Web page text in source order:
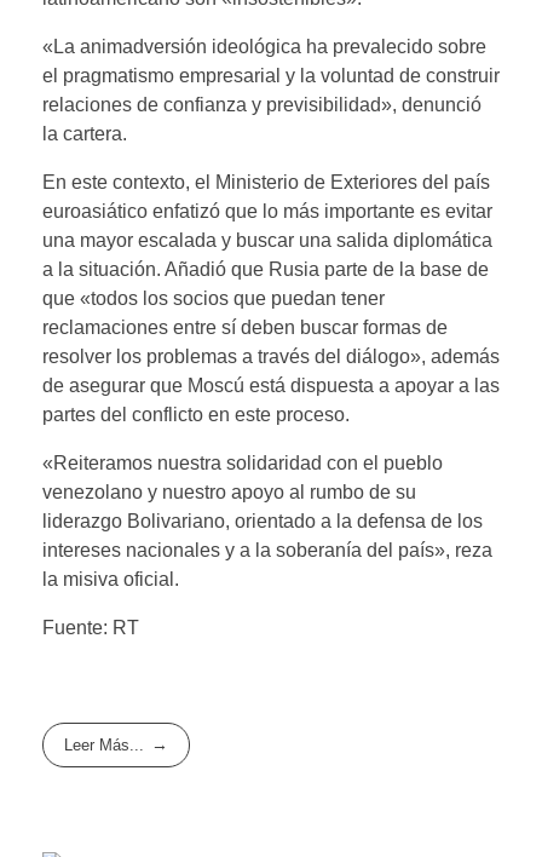
«La animadversión ideológica ha prevalecido sobre
el pragmatismo empresarial y la voluntad de construir
relaciones de confianza y previsibilidad», denunció
la cartera.
En este contexto, el Ministerio de Exteriores del país
euroasiático enfatizó que lo más importante es evitar
una mayor escalada y buscar una salida diplomática
a la situación. Añadió que Rusia parte de la base de
que «todos los socios que puedan tener
reclamaciones entre sí deben buscar formas de
resolver los problemas a través del diálogo», además
de asegurar que Moscú está dispuesta a apoyar a las
partes del conflicto en este proceso.
«Reiteramos nuestra solidaridad con el pueblo
venezolano y nuestro apoyo al rumbo de su
liderazgo Bolivariano, orientado a la defensa de los
intereses nacionales y a la soberanía del país», reza
la misiva oficial.
Fuente: RT
Leer Más...